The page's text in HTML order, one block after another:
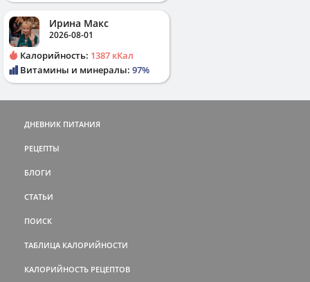
Ирина Макс
2026-08-01
Калорийность: 1387 кКал
Витамины и минералы: 97%
ДНЕВНИК ПИТАНИЯ
РЕЦЕПТЫ
БЛОГИ
СТАТЬИ
ПОИСК
ТАБЛИЦА КАЛОРИЙНОСТИ
КАЛОРИЙНОСТЬ РЕЦЕПТОВ